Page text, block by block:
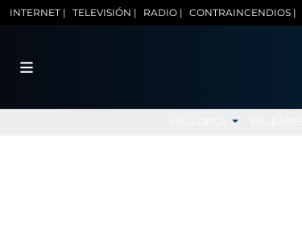
INTERNET | TELEVISIÓN | RADIO | CONTRAINCENDIOS |